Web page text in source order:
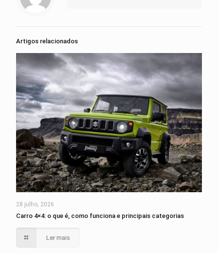
Artigos relacionados
28 julho, 2026
Carro 4×4: o que é, como funciona e principais categorias
Ler mais